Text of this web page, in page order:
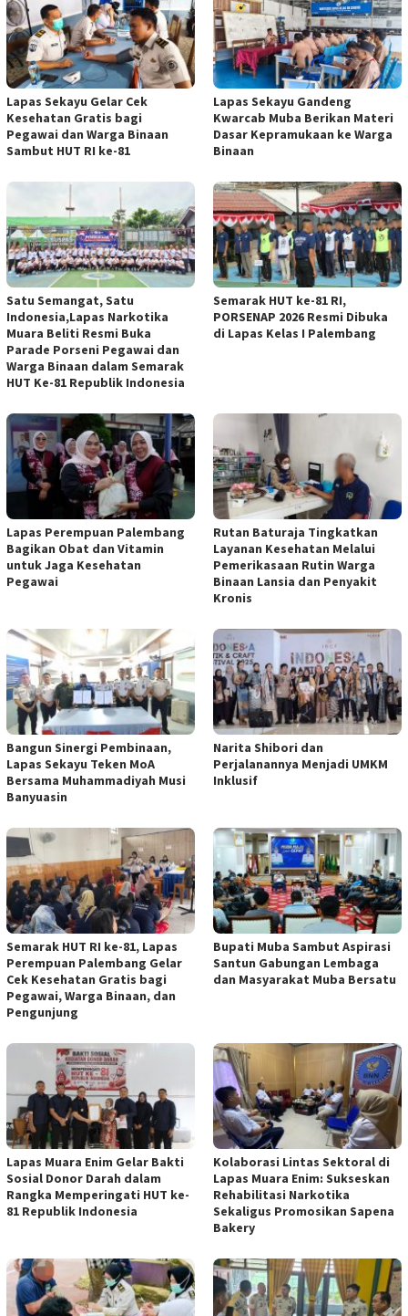
Lapas Sekayu Gelar Cek
Kesehatan Gratis bagi
Pegawai dan Warga Binaan
Sambut HUT RI ke-81
Lapas Sekayu Gandeng
Kwarcab Muba Berikan Materi
Dasar Kepramukaan ke Warga
Binaan
Satu Semangat, Satu
Indonesia,Lapas Narkotika
Muara Beliti Resmi Buka
Parade Porseni Pegawai dan
Warga Binaan dalam Semarak
HUT Ke-81 Republik Indonesia
Semarak HUT ke-81 RI,
PORSENAP 2026 Resmi Dibuka
di Lapas Kelas I Palembang
Lapas Perempuan Palembang
Bagikan Obat dan Vitamin
untuk Jaga Kesehatan
Pegawai
Rutan Baturaja Tingkatkan
Layanan Kesehatan Melalui
Pemerikasaan Rutin Warga
Binaan Lansia dan Penyakit
Kronis
Bangun Sinergi Pembinaan,
Lapas Sekayu Teken MoA
Bersama Muhammadiyah Musi
Banyuasin
Narita Shibori dan
Perjalanannya Menjadi UMKM
Inklusif
Semarak HUT RI ke-81, Lapas
Perempuan Palembang Gelar
Cek Kesehatan Gratis bagi
Pegawai, Warga Binaan, dan
Pengunjung
Bupati Muba Sambut Aspirasi
Santun Gabungan Lembaga
dan Masyarakat Muba Bersatu
Lapas Muara Enim Gelar Bakti
Sosial Donor Darah dalam
Rangka Memperingati HUT ke-
81 Republik Indonesia
Kolaborasi Lintas Sektoral di
Lapas Muara Enim: Sukseskan
Rehabilitasi Narkotika
Sekaligus Promosikan Sapena
Bakery